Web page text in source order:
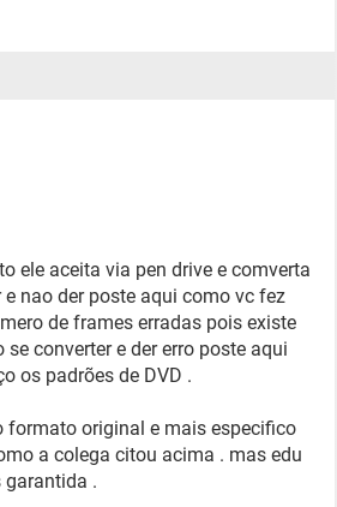
ele aceita via pen drive e comverta
nao der poste aqui como vc fez
de frames erradas pois existe
se converter e der erro poste aqui
os padrões de DVD .
formato original e mais especifico
a colega citou acima . mas edu
.